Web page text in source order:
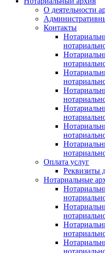
О деятельности
Контакты
Оплата услуг
Реквизиты
Нотариальные